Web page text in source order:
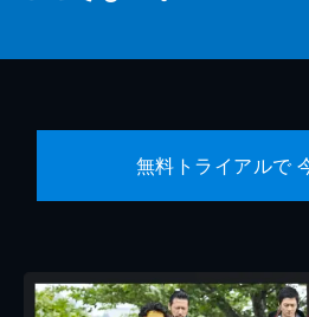
無料トライアルで